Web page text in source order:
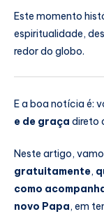
Este momento
espiritualidade,
redor do globo.
E a boa notícia é:
e de graça direto
Neste artigo,
gratuitamente,
como
novo Papa, em